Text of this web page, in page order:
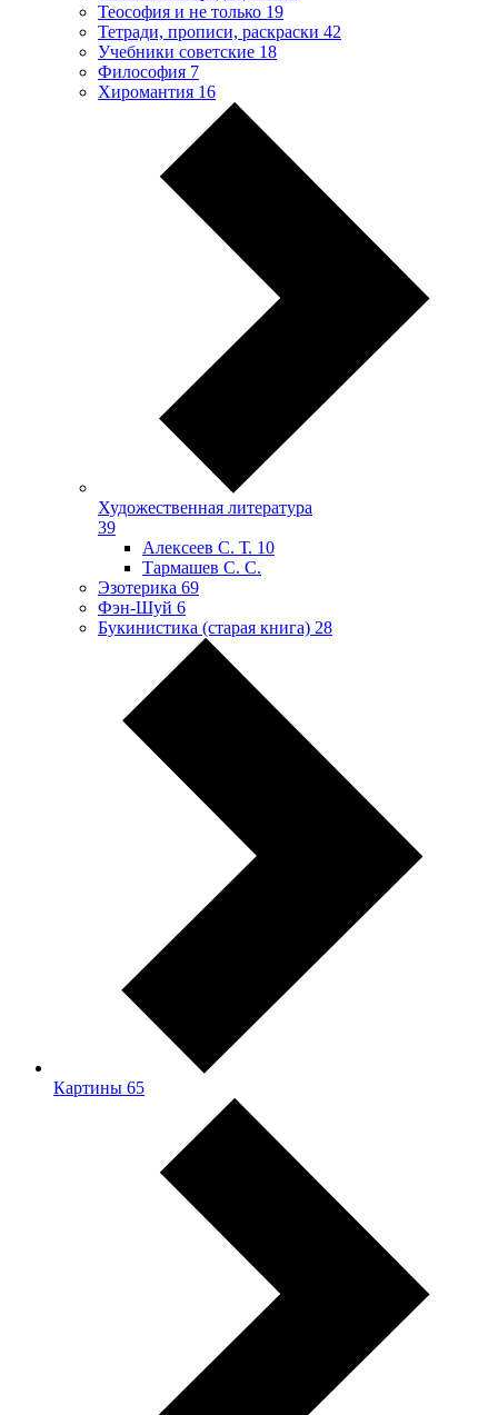
Теософия и не только 19
Тетради, прописи, раскраски 42
Учебники советские 18
Философия 7
Хиромантия 16
Художественная литература
39
Алексеев С. Т. 10
Тармашев С. С.
Эзотерика 69
Фэн-Шуй 6
Букинистика (старая книга) 28
Картины 65